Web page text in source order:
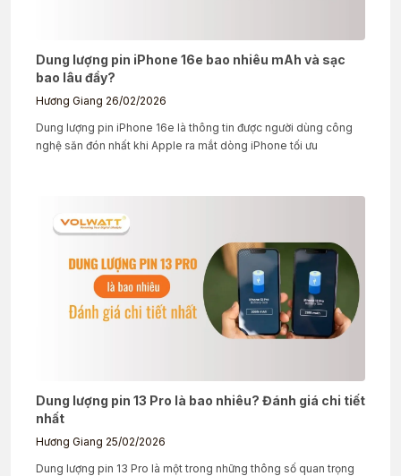
Dung lượng pin iPhone 16e bao nhiêu mAh và sạc
bao lâu đầy?
Hương Giang 26/02/2026
Dung lượng pin iPhone 16e là thông tin được người dùng công
nghệ săn đón nhất khi Apple ra mắt dòng iPhone tối ưu
Dung lượng pin 13 Pro là bao nhiêu? Đánh giá chi tiết
nhất
Hương Giang 25/02/2026
Dung lượng pin 13 Pro là một trong những thông số quan trọng